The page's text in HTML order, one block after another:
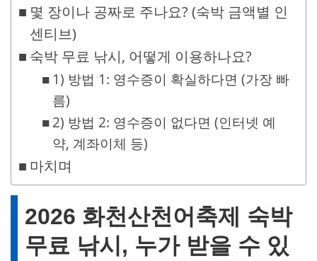
몇 장이나 공짜로 주나요? (숙박 금액별 인
센티브)
숙박 무료 낚시, 어떻게 이용하나요?
1) 방법 1: 영수증이 확실하다면 (가장 빠
름)
2) 방법 2: 영수증이 없다면 (인터넷 예
약, 계좌이체 등)
마치며
2026 화천산천어축제 숙박
무료 낚시, 누가 받을 수 있